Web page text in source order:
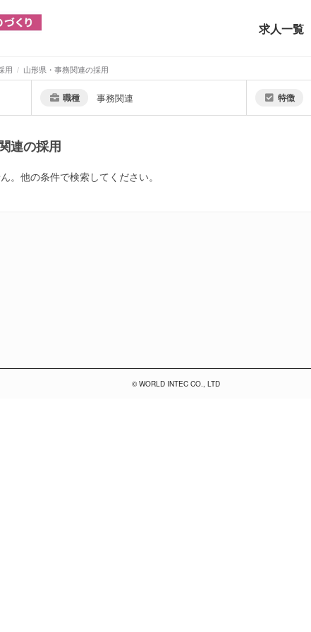
求人一覧
用 山形県・事務関連の採用
職種 事務関連 特徴
連の採用
。他の条件で検索してください。
© WORLD INTEC CO., LTD